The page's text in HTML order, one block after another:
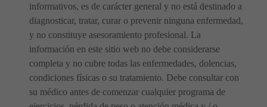
informativos, es de carácter general y no está destinado a
diagnosticar, tratar, curar o prevenir ninguna enfermedad,
y no constituye asesoramiento profesional. La
información en este sitio web no debe considerarse
completa y no cubre todas las enfermedades, dolencias,
condiciones físicas o su tratamiento. Debe consultar con
su médico antes de comenzar cualquier programa de